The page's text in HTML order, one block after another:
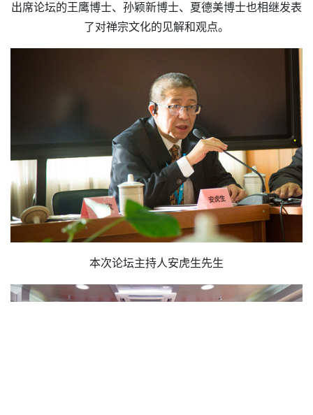
出席论坛的王鹰博士、孙颖新博士、夏德美博士也相继发表
了对禅宗文化的见解和观点。
本次论坛主持人安虎生先生